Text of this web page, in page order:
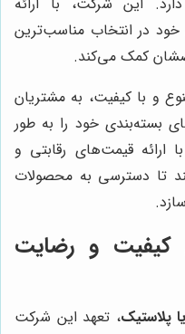
در انتخاب مناسب‌ترین
کمک می‌کند.
و با کیفیت، به مشتریان
بسته‌بندی خود را به طور
ارائه قیمت‌های رقابتی و
تا دسترسی به محصولات
و رضایت
پلاستیک، تعهد این شرکت